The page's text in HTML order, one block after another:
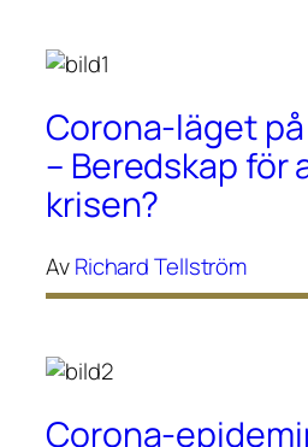
Corona-läget
– Beredskap för
krisen?
AvRichard Tellström
Corona-